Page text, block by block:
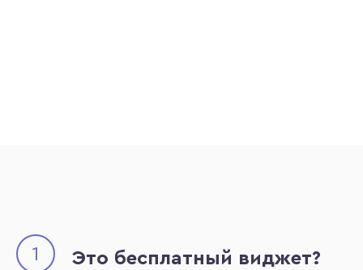
1 Это бесплатный виджет?